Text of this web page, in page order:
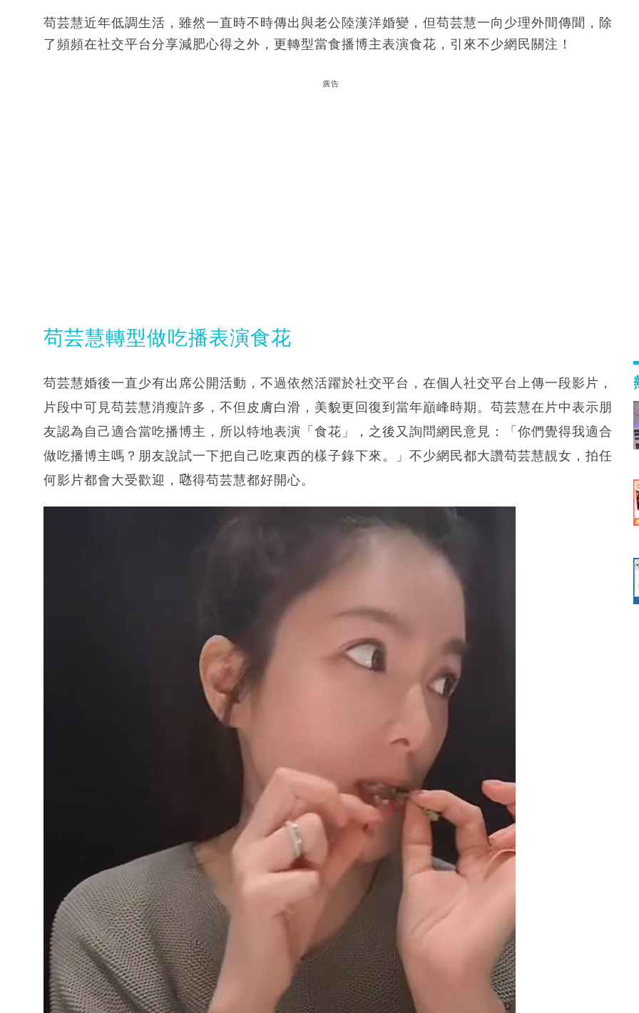
苟芸慧近年低調生活，雖然一直時不時傳出與老公陸漢洋婚變，但苟芸慧一向少理外間傳聞，除
了頻頻在社交平台分享減肥心得之外，更轉型當食播博主表演食花，引來不少網民關注！
廣告
苟芸慧轉型做吃播表演食花
苟芸慧婚後一直少有出席公開活動，不過依然活躍於社交平台，在個人社交平台上傳一段影片，
片段中可見苟芸慧消瘦許多，不但皮膚白滑，美貌更回復到當年巔峰時期。苟芸慧在片中表示朋
友認為自己適合當吃播博主，所以特地表演「食花」，之後又詢問網民意見：「你們覺得我適合
做吃播博主嗎？朋友說試一下把自己吃東西的樣子錄下來。」不少網民都大讚苟芸慧靚女，拍任
何影片都會大受歡迎，𠱁得苟芸慧都好開心。